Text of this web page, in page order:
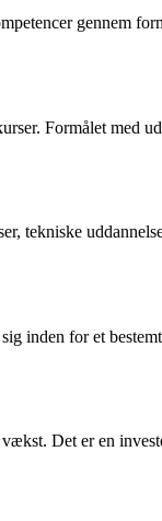
gennem
Formålet med
tekniske
inden for et
Det er en